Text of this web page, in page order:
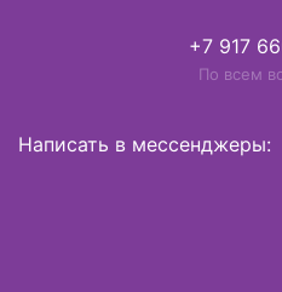
+7 917
По всем
Написать в мессенджеры: